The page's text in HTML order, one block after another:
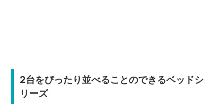
2台をぴったり並べることのできるベッドシ
リーズ